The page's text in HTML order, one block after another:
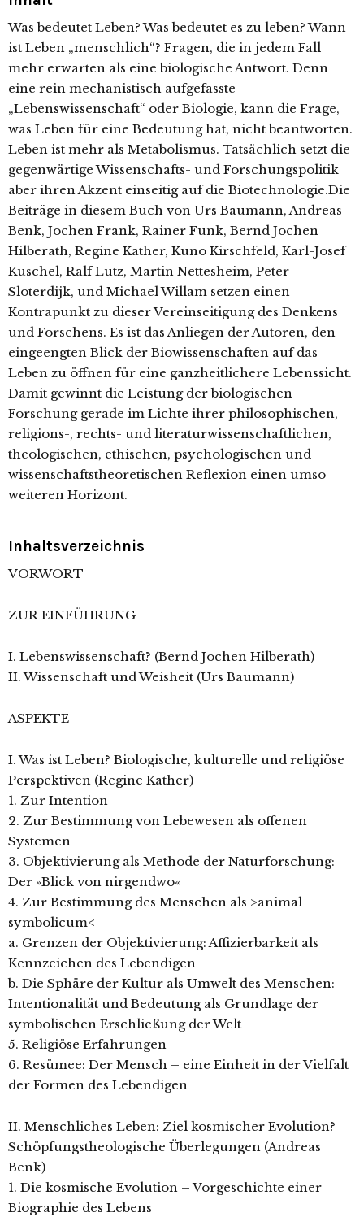
Was bedeutet Leben? Was bedeutet es zu leben? Wann
ist Leben „menschlich“? Fragen, die in jedem Fall
mehr erwarten als eine biologische Antwort. Denn
eine rein mechanistisch aufgefasste
„Lebenswissenschaft“ oder Biologie, kann die Frage,
was Leben für eine Bedeutung hat, nicht beantworten.
Leben ist mehr als Metabolismus. Tatsächlich setzt die
gegenwärtige Wissenschafts- und Forschungspolitik
aber ihren Akzent einseitig auf die Biotechnologie.Die
Beiträge in diesem Buch von Urs Baumann, Andreas
Benk, Jochen Frank, Rainer Funk, Bernd Jochen
Hilberath, Regine Kather, Kuno Kirschfeld, Karl-Josef
Kuschel, Ralf Lutz, Martin Nettesheim, Peter
Sloterdijk, und Michael Willam setzen einen
Kontrapunkt zu dieser Vereinseitigung des Denkens
und Forschens. Es ist das Anliegen der Autoren, den
eingeengten Blick der Biowissenschaften auf das
Leben zu öffnen für eine ganzheitlichere Lebenssicht.
Damit gewinnt die Leistung der biologischen
Forschung gerade im Lichte ihrer philosophischen,
religions-, rechts- und literaturwissenschaftlichen,
theologischen, ethischen, psychologischen und
wissenschaftstheoretischen Reflexion einen umso
weiteren Horizont.
Inhaltsverzeichnis
VORWORT
ZUR EINFÜHRUNG
I. Lebenswissenschaft? (Bernd Jochen Hilberath)
II. Wissenschaft und Weisheit (Urs Baumann)
ASPEKTE
I. Was ist Leben? Biologische, kulturelle und religiöse
Perspektiven (Regine Kather)
1. Zur Intention
2. Zur Bestimmung von Lebewesen als offenen
Systemen
3. Objektivierung als Methode der Naturforschung:
Der »Blick von nirgendwo«
4. Zur Bestimmung des Menschen als >animal
symbolicum<
a. Grenzen der Objektivierung: Affizierbarkeit als
Kennzeichen des Lebendigen
b. Die Sphäre der Kultur als Umwelt des Menschen:
Intentionalität und Bedeutung als Grundlage der
symbolischen Erschließung der Welt
5. Religiöse Erfahrungen
6. Resümee: Der Mensch – eine Einheit in der Vielfalt
der Formen des Lebendigen
II. Menschliches Leben: Ziel kosmischer Evolution?
Schöpfungstheologische Überlegungen (Andreas
Benk)
1. Die kosmische Evolution – Vorgeschichte einer
Biographie des Lebens